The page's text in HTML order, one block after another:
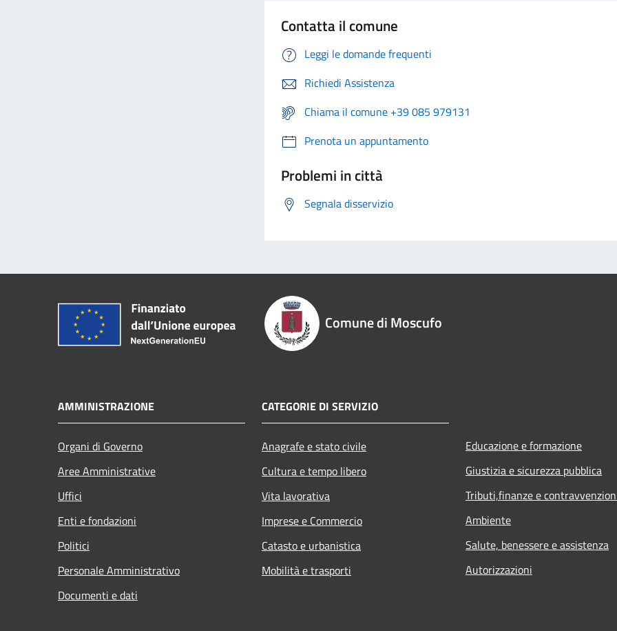
Contatta il comune
Leggi le domande frequenti
Richiedi Assistenza
Chiama il comune +39 085 979131
Prenota un appuntamento
Problemi in città
Segnala disservizio
Comune di Moscufo
AMMINISTRAZIONE
Organi di Governo
Aree Amministrative
Uffici
Enti e fondazioni
Politici
Personale Amministrativo
Documenti e dati
CATEGORIE DI SERVIZIO
Anagrafe e stato civile
Cultura e tempo libero
Vita lavorativa
Imprese e Commercio
Catasto e urbanistica
Mobilità e trasporti
Educazione e formazione
Giustizia e sicurezza pubblica
Tributi,finanze e
Ambiente
Salute, benessere e assistenza
Autorizzazioni